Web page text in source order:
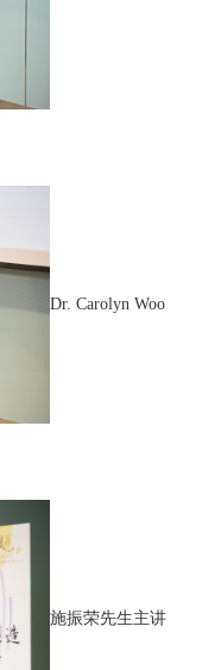
Dr. Carolyn Woo
施振荣先生主讲